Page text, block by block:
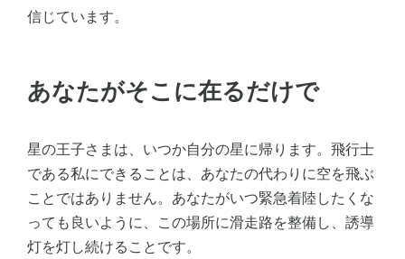
信じています。
あなたがそこに在るだけで
星の王子さまは、いつか自分の星に帰ります。飛行士
である私にできることは、あなたの代わりに空を飛ぶ
ことではありません。あなたがいつ緊急着陸したくな
っても良いように、この場所に滑走路を整備し、誘導
灯を灯し続けることです。